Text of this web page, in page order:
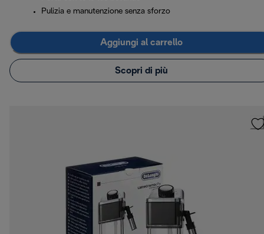
Pulizia e manutenzione senza sforzo
Aggiungi al carrello
Scopri di più